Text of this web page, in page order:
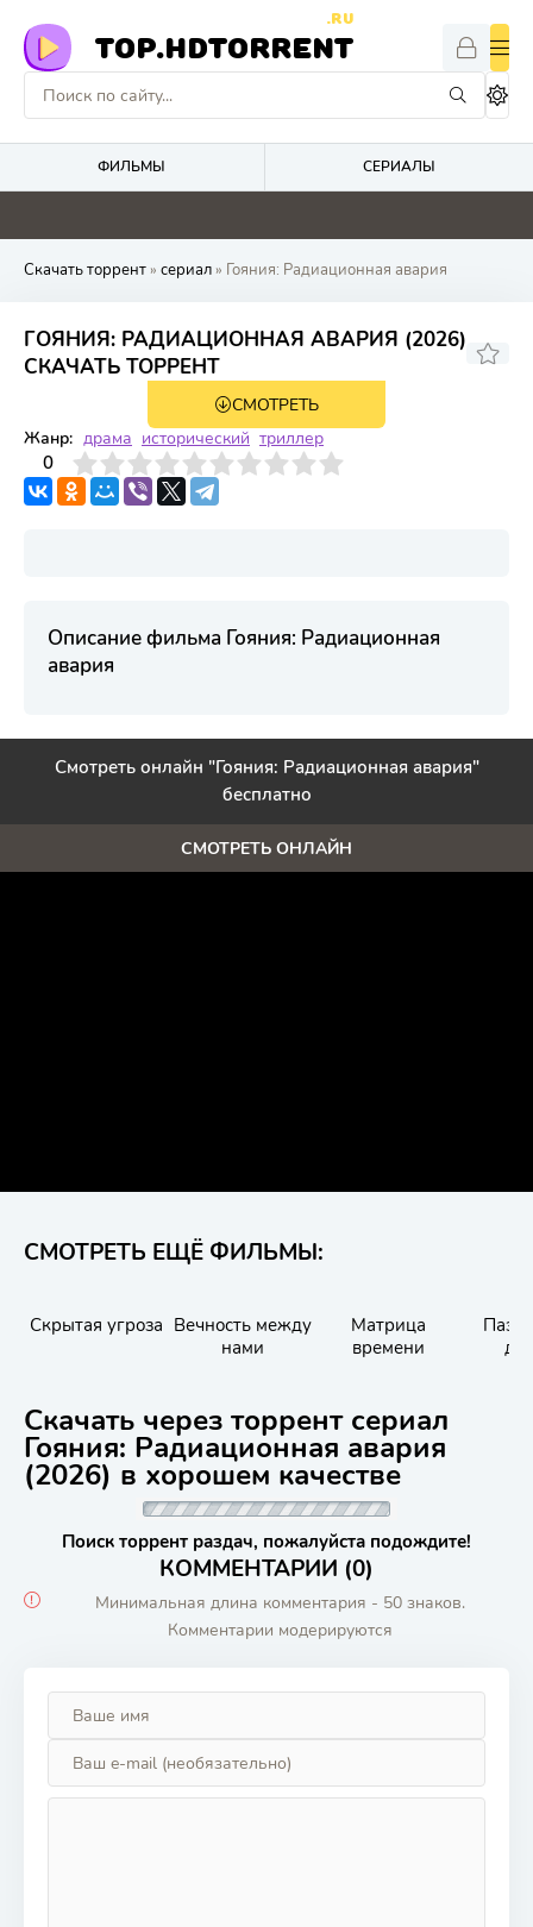
TOP.HDTORRENT
.RU
ФИЛЬМЫ СЕРИАЛЫ
0 0 0 0
Скачать торрент» сериал» Гояния: Радиационная авария
ГОЯНИЯ: РАДИАЦИОННАЯ АВАРИЯ (2026)
СКАЧАТЬ ТОРРЕНТ
1 сезон 5 серияСМОТРЕТЬ
Жанр: драма исторический триллер
0
4 6 7 8 9 10
Описание фильма Гояния: Радиационная
авария
Смотреть онлайн "Гояния: Радиационная авария"
бесплатно
СМОТРЕТЬ ОНЛАЙН
СМОТРЕТЬ ЕЩЁ ФИЛЬМЫ:
Скрытая угроза Вечность между
нами
Матрица
времени
Скачать через торрент сериал
Гояния: Радиационная авария
(2026) в хорошем качестве
Поиск торрент раздач, пожалуйста подождите!
КОММЕНТАРИИ (0)
Минимальная длина комментария - 50 знаков.
Комментарии модерируются